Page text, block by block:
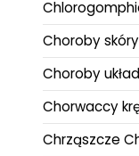
Choroby skóry
Choroby
Chorwaccy
Chrząszcze